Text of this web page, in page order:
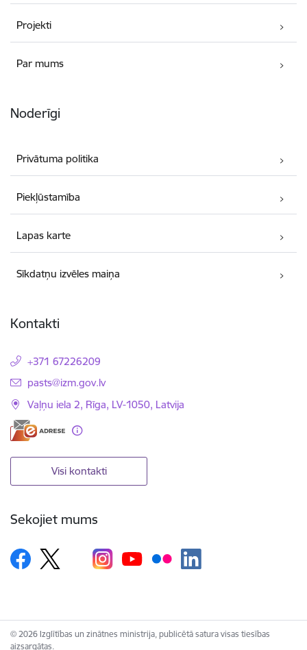
Projekti
Par mums
Noderīgi
Privātuma politika
Piekļūstamība
Lapas karte
Sīkdatņu izvēles maiņa
Kontakti
+371 67226209
E-pasts:
pasts@izm.gov.lv
Vaļņu iela 2, Rīga, LV-1050, Latvija
Visi kontakti
Sekojiet mums
© 2026 Izglītības un zinātnes ministrija, publicētā satura visas tiesības
aizsargātas.